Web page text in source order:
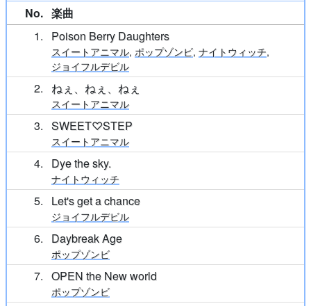
No. 楽曲
1
Poison Berry Daughters
スイートアニマル, ポップゾンビ, ナイトウィッチ,
ジョイフルデビル
2 ねぇ、ねぇ、ねぇ
スイートアニマル
3 SWEET♡STEP
スイートアニマル
4 Dye the sky.
ナイトウィッチ
5 Let's get a chance
ジョイフルデビル
6 Daybreak Age
ポップゾンビ
7 OPEN the New world
ポップゾンビ